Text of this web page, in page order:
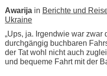
Awarija in Berichte und
Ukraine
„Ups, ja. Irgendwie war zwar
durchgängig buchbaren
der Tat wohl nicht auch
und bequeme Fahrt mit der